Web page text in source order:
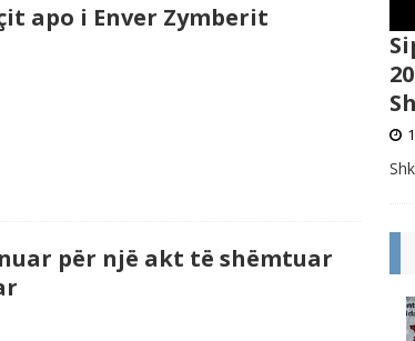
apo i Enver Zymberit
për një akt të shëmtuar